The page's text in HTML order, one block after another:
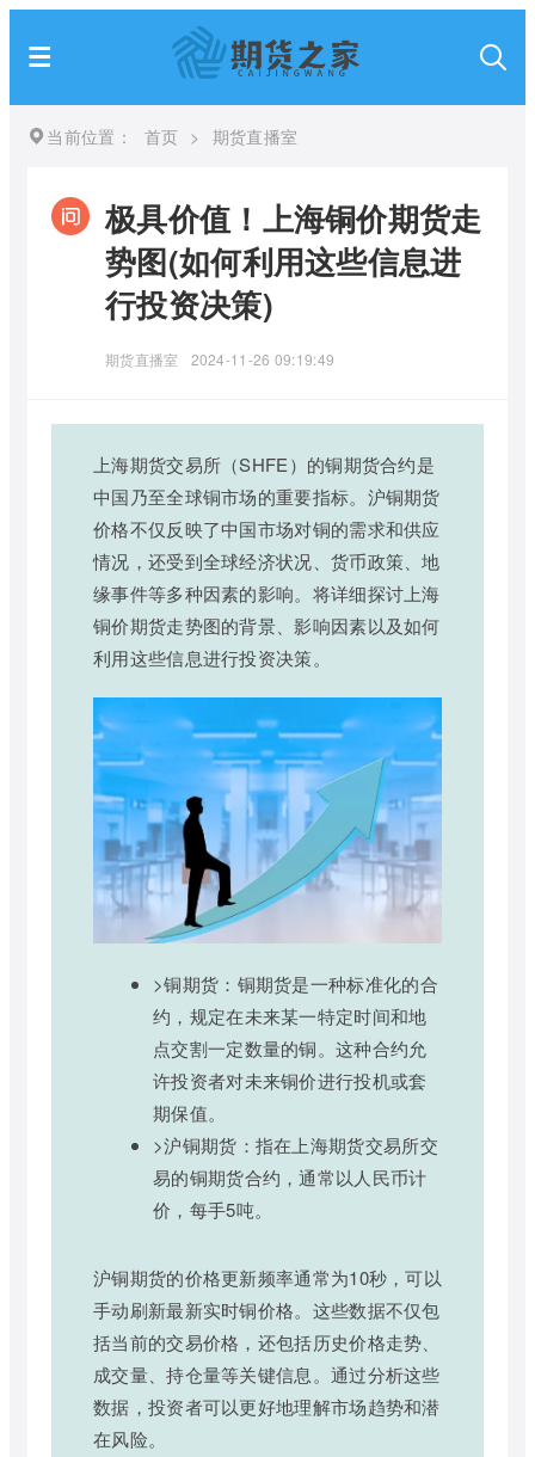
当前位置： 首页 > 期货直播室
极具价值！上海铜价期货走
势图(如何利用这些信息进
行投资决策)
期货直播室 2024-11-26 09:19:49
上海期货交易所（SHFE）的铜期货合约是
中国乃至全球铜市场的重要指标。沪铜期货
价格不仅反映了中国市场对铜的需求和供应
情况，还受到全球经济状况、货币政策、地
缘事件等多种因素的影响。将详细探讨上海
铜价期货走势图的背景、影响因素以及如何
利用这些信息进行投资决策。
>铜期货：铜期货是一种标准化的合
约，规定在未来某一特定时间和地
点交割一定数量的铜。这种合约允
许投资者对未来铜价进行投机或套
期保值。
>沪铜期货：指在上海期货交易所交
易的铜期货合约，通常以人民币计
价，每手5吨。
沪铜期货的价格更新频率通常为10秒，可以
手动刷新最新实时铜价格。这些数据不仅包
括当前的交易价格，还包括历史价格走势、
成交量、持仓量等关键信息。通过分析这些
数据，投资者可以更好地理解市场趋势和潜
在风险。